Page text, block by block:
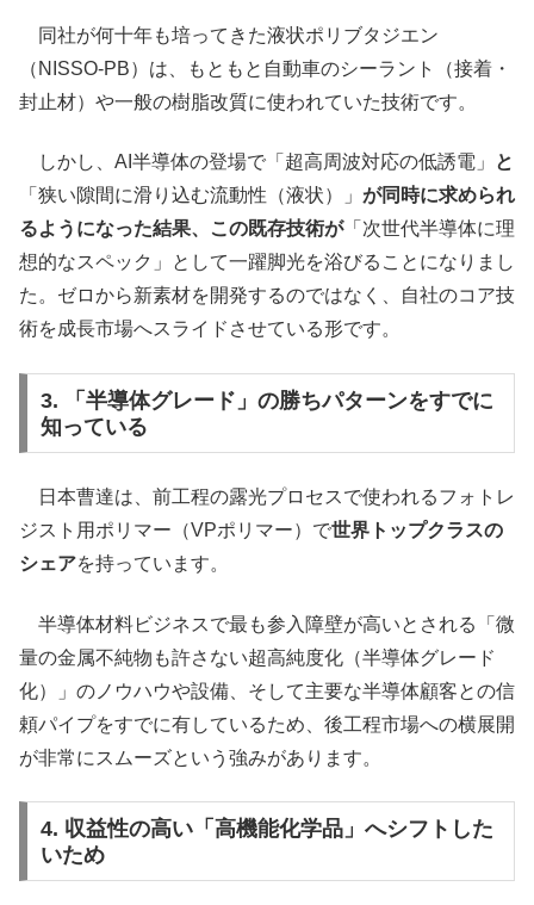
同社が何十年も培ってきた液状ポリブタジエン
（NISSO-PB）は、もともと自動車のシーラント（接着・
封止材）や一般の樹脂改質に使われていた技術です。
しかし、AI半導体の登場で「超高周波対応の低誘電」
と
「狭い隙間に滑り込む流動性（液状）」 が同時に求められ
るようになった結果、この既存技術が「次世代半導体に理
想的なスペック」として一躍脚光を浴びることになりまし
た。ゼロから新素材を開発するのではなく、自社のコア技
術を成長市場へスライドさせている形です。
3. 「半導体グレード」の勝ちパターンをすでに
知っている
日本曹達は、前工程の露光プロセスで使われるフォトレ
ジスト用ポリマー（VPポリマー）で世界トップクラスの
シェアを持っています。
半導体材料ビジネスで最も参入障壁が高いとされる「微
量の金属不純物も許さない超高純度化（半導体グレード
化）」のノウハウや設備、そして主要な半導体顧客との信
頼パイプをすでに有しているため、後工程市場への横展開
が非常にスムーズという強みがあります。
4. 収益性の高い「高機能化学品」へシフトした
いため